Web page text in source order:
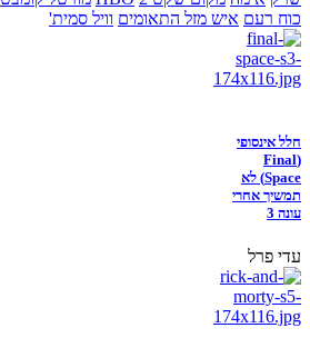
כוח רעם איש מזל התאומים וויל סמית'
חלל אינסופי
(Final
Space) לא
תמשיך אחרי
עונה 3
עדי פרל